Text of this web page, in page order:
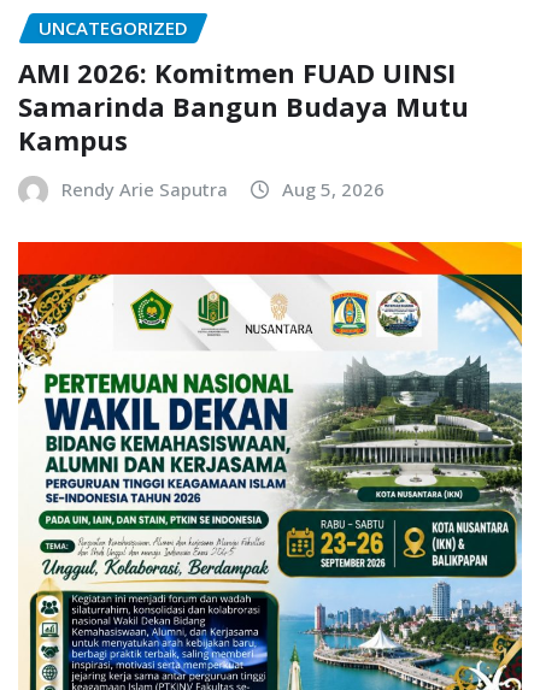
UNCATEGORIZED
AMI 2026: Komitmen FUAD UINSI
Samarinda Bangun Budaya Mutu
Kampus
Rendy Arie Saputra Aug 5, 2026